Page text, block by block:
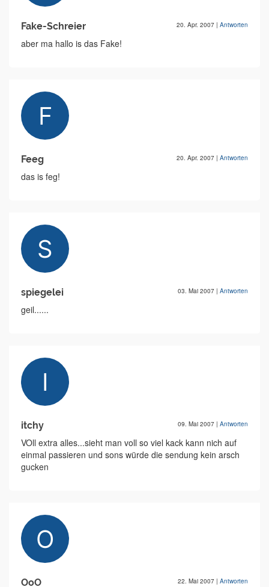
Fake-Schreier 20. Apr. 2007 | Antworten
aber ma hallo is das Fake!
Feeg 20. Apr. 2007 | Antworten
das is feg!
spiegelei 03. Mai 2007 | Antworten
geil......
itchy 09. Mai 2007 | Antworten
VOll extra alles...sieht man voll so viel kack kann nich auf
einmal passieren und sons würde die sendung kein arsch
gucken
OoO 22. Mai 2007 | Antworten